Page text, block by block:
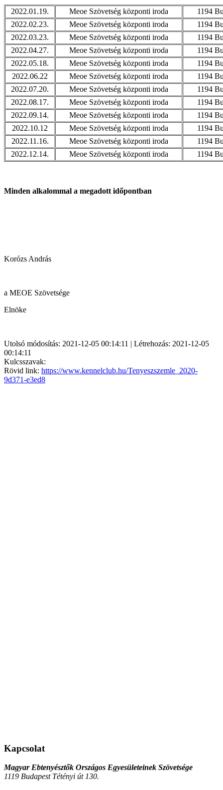
2022.01.19. Meoe Szövetség központi iroda
1194
2022.02.23.
Meoe Szövetség központi iroda
1194
2022.03.23.
Meoe Szövetség központi iroda
1194
2022.04.27.
Meoe Szövetség központi iroda
1194
2022.05.18.
Meoe Szövetség központi iroda
1194
2022.06.22
Meoe Szövetség központi iroda
1194
2022.07.20.
Meoe Szövetség központi iroda
1194
2022.08.17.
Meoe Szövetség központi iroda
1194
2022.09.14.
Meoe Szövetség központi iroda
1194
2022.10.12
Meoe Szövetség központi iroda
1194
2022.11.16.
Meoe Szövetség központi iroda
1194
2022.12.14.
Meoe Szövetség központi iroda 1194
Minden alkalommal a megadott időpontban
Korózs András
a MEOE Szövetsége
Elnöke
Utolsó módosítás: 2021-12-05 00:14:11 | Létrehozás: 2021-12-05
00:14:11
Kulcsszavak:
Rövid link: https://www.kennelclub.hu/Tenyeszszemle_2020-
9d371-e3ed8
Kapcsolat
Magyar Ebtenyésztők Országos Egyesületeinek Szövetsége
1119 Budapest Tétényi út 130.